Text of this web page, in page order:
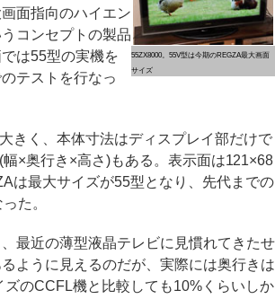
55ZX8000。55V型は今期のREGZA最大画面
サイズ
面指向のハイエン
コンセプトの製品
は55型の実機を
テストを行なっ
きく、本体寸法はディスプレイ部だけで
×奥行き×高さ)もある。表示面は121×68
は最大サイズが55型となり、先代までの
た。
最近の薄型液晶テレビに見慣れてきたせ
ように見えるのだが、実際には奥行きは
ズのCCFL機と比較しても10%くらいしか